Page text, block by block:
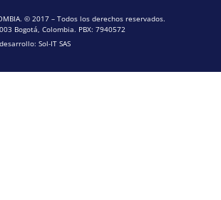
© 2017 – Todos los derechos reservados.
Bogotá, Colombia. PBX: 7940572
Sol-IT SAS